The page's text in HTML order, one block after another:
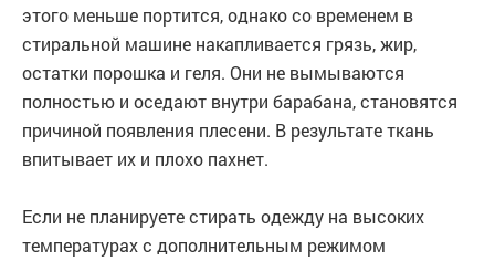
этого меньше портится, однако со временем в
стиральной машине накапливается грязь, жир,
остатки порошка и геля. Они не вымываются
полностью и оседают внутри барабана, становятся
причиной появления плесени. В результате ткань
впитывает их и плохо пахнет.
Если не планируете стирать одежду на высоких
температурах с дополнительным режимом